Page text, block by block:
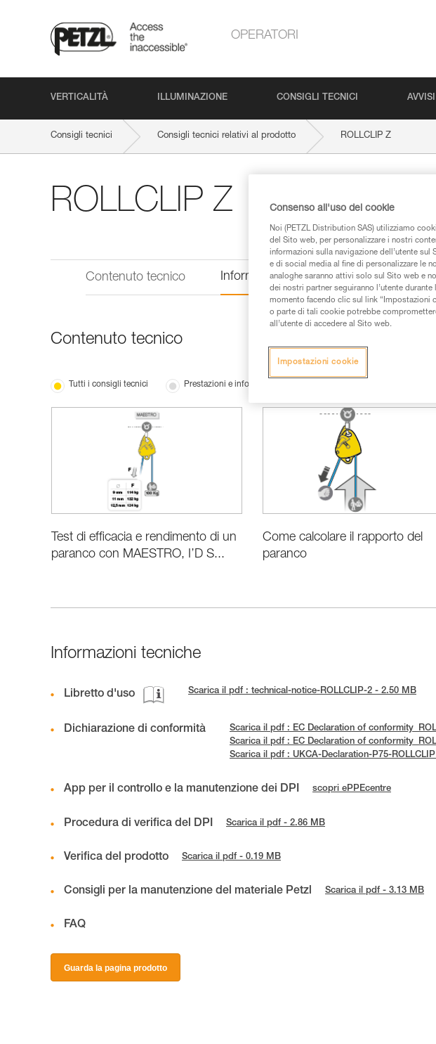
OPERATORI
VERTICALITÀ ILLUMINAZIONE CONSIGLI TECNICI
Consigli tecnici Consigli tecnici relativi al prodotto ROLLCLIP Z
ROLLCLIP Z
Contenuto tecnico Informazioni tecniche
Contenuto tecnico
Tutti i consigli tecnici Prestazioni e informazioni prodotti
Test di efficacia e rendimento di un
paranco con MAESTRO, I’D S...
Come calcolare il rapporto del
paranco
Informazioni tecniche
Libretto d'uso Scarica il pdf : technical-notice-ROLLCLIP-2 - 2.50 MB
Dichiarazione di conformità
Scarica il pdf : EC Declaration of
Scarica il pdf : EC Declaration of
Scarica il pdf : UKCA-Declaration-P75-
App per il controllo e la manutenzione dei DPI scopri ePPEcentre
Procedura di verifica del DPI Scarica il pdf - 2.86 MB
Verifica del prodotto Scarica il pdf - 0.19 MB
Consigli per la manutenzione del materiale Petzl Scarica il pdf - 3.13 MB
FAQ
Guarda la pagina prodotto
Consenso all'uso dei cookie
Noi (PETZL Distribution SAS) utilizziamo
del Sito web, per personalizzare i nostri
informazioni sulla navigazione dell’utente
e di social media al fine di personalizzare le
analoghe saranno attivi solo sul Sito web e
dei nostri partner seguiranno l’utente
momento facendo clic sul link
o parte di tali cookie potrebbe
all’utente di accedere al Sito web.
Impostazioni cookie